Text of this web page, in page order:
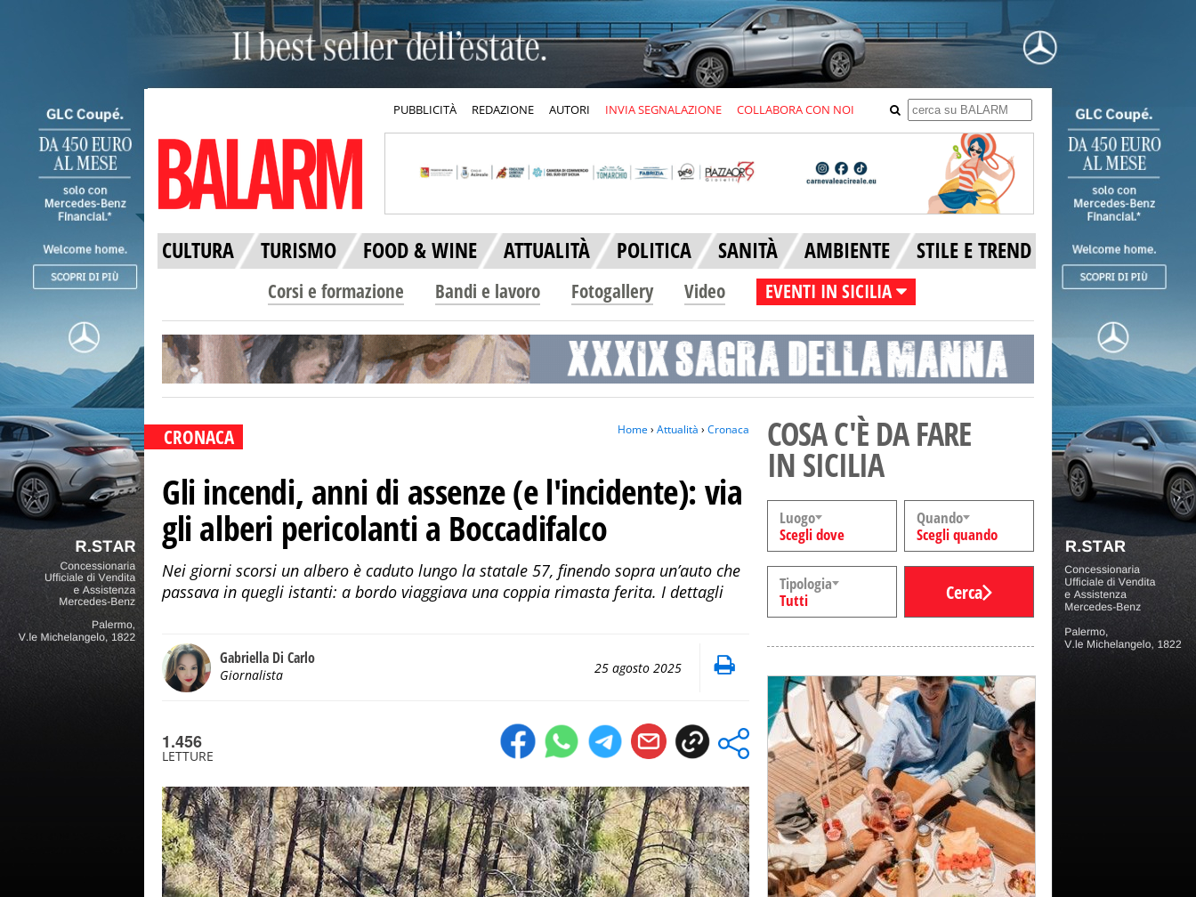
PUBBLICITÀ REDAZIONE AUTORI INVIA SEGNALAZIONE COLLABORA CON NOI
CULTURA TURISMO FOOD & WINE ATTUALITÀ POLITICA SANITÀ AMBIENTE STILE E TREND
Corsi e formazione Bandi e lavoro Fotogallery Video EVENTI IN SICILIA
CRONACA Home› Attualità › Cronaca
Gli incendi, anni di assenze (e l'incidente): via
gli alberi pericolanti a Boccadifalco
Nei giorni scorsi un albero è caduto lungo la statale 57, finendo sopra un’auto che
passava in quegli istanti: a bordo viaggiava una coppia rimasta ferita. I dettagli
Gabriella Di Carlo
Giornalista 25 agosto 2025
1.456
LETTURE
COSA C'È DA FARE
IN SICILIA
Luogo
Scegli dove
Quando
Scegli quando
Tipologia
Tutti
Cerca